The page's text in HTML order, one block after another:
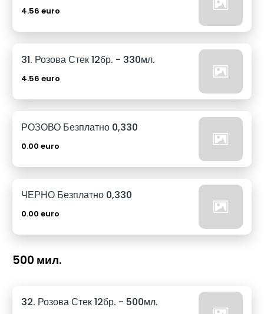
4.56 euro
31. Розова Стек 12бр. - 330мл.
4.56 euro
РОЗОВО Безплатно 0,330
0.00 euro
ЧЕРНО Безплатно 0,330
0.00 euro
500 мил.
32. Розова Стек 12бр. - 500мл.